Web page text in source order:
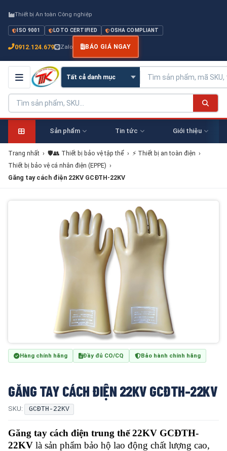
Thiết bị An toàn Công nghiệp
ISO 9001 LOTO CERTIFIED OSHA COMPLIANT
0912.124.679 Zalo BÁO GIÁ NGAY
Sản phẩm Tin tức Giới thiệu
Trang nhất › 🛡️👥 Thiết bị bảo vệ tập thể › ⚡ Thiết bị an toàn điện ›
Thiết bị bảo vệ cá nhân điện (EPPE) ›
Găng tay cách điện 22KV GCĐTH-22KV
Hàng chính hãng Đầy đủ CO/CQ Bảo hành chính hãng
GĂNG TAY CÁCH ĐIỆN 22KV GCĐTH-22KV
SKU: GCĐTH-22KV
Găng tay cách điện trung thế 22KV GCĐTH-
22KV là sản phẩm bảo hộ lao động chất lượng cao,